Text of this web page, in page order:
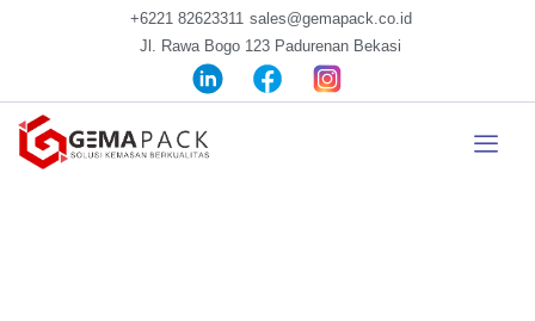
+6221 82623311 sales@gemapack.co.id
Jl. Rawa Bogo 123 Padurenan Bekasi